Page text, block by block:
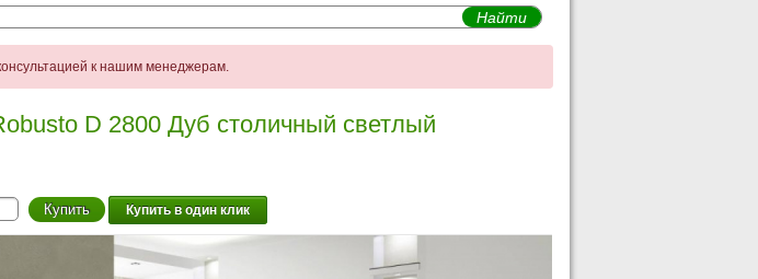
к нашим менеджерам.
D 2800 Дуб столичный светлый
Купить в один клик